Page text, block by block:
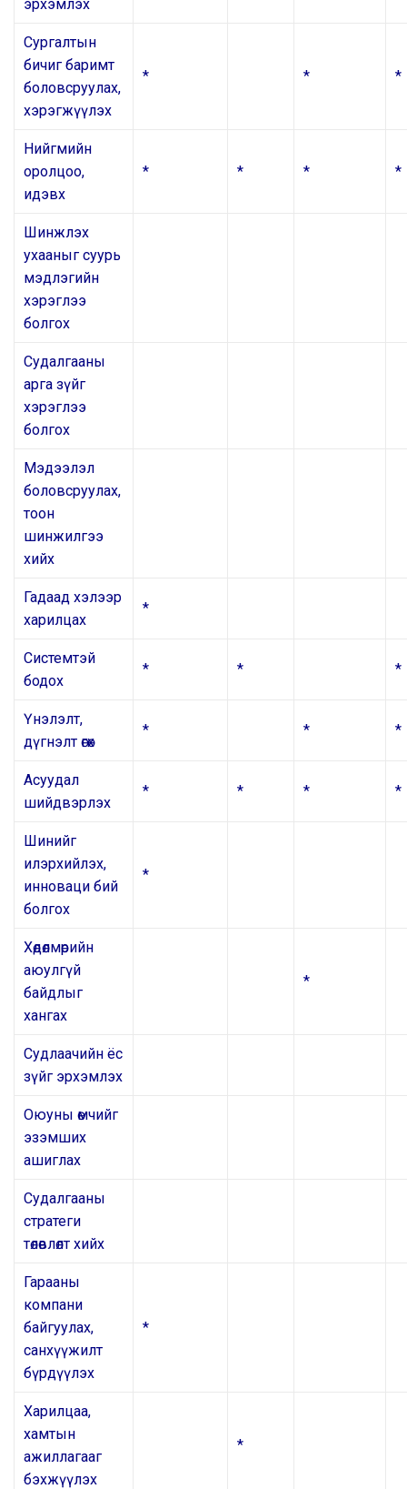
эрхэмлэх
Сургалтын
бичиг баримт
боловсруулах,
хэрэгжүүлэх
* * *
Нийгмийн
оролцоо,
идэвх
* * * *
Шинжлэх
ухааныг суурь
мэдлэгийн
хэрэглээ
болгох
Судалгааны
арга зүйг
хэрэглээ
болгох
Мэдээлэл
боловсруулах,
тоон
шинжилгээ
хийх
Гадаад хэлээр
харилцах
*
Системтэй
бодох
* * *
Үнэлэлт,
дүгнэлт өгөх
* * *
Асуудал
шийдвэрлэх
* * * *
Шинийг
илэрхийлэх,
инноваци бий
болгох
*
Хөдөлмөрийн
аюулгүй
байдлыг
хангах
*
Судлаачийн ёс
зүйг эрхэмлэх
Оюуны өмчийг
эзэмших
ашиглах
Судалгааны
стратеги
төлөвлөлт хийх
Гарааны
компани
байгуулах,
санхүүжилт
бүрдүүлэх
*
Харилцаа,
хамтын
ажиллагааг
бэхжүүлэх
*